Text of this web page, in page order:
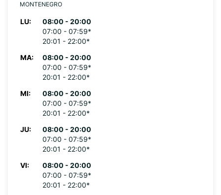
MONTENEGRO
LU:
08:00 - 20:00
07:00 - 07:59*
20:01 - 22:00*
MA:
08:00 - 20:00
07:00 - 07:59*
20:01 - 22:00*
MI:
08:00 - 20:00
07:00 - 07:59*
20:01 - 22:00*
JU:
08:00 - 20:00
07:00 - 07:59*
20:01 - 22:00*
VI:
08:00 - 20:00
07:00 - 07:59*
20:01 - 22:00*